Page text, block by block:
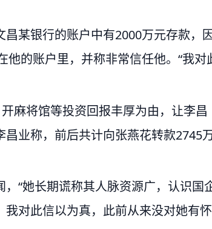
某银行的账户中有2000万元存款，
的账户里，并称非常信任他。“我对
麻将馆等投资回报丰厚为由，让李昌
业称，前后共计向张燕花转款2745
“她长期谎称其人脉资源广，认识国
对此信以为真，此前从来没对她有怀